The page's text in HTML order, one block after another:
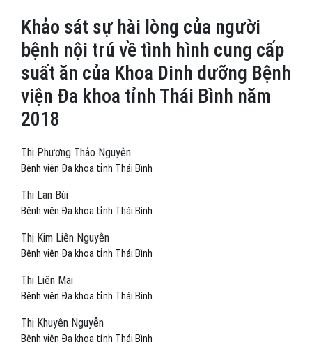
Khảo sát sự hài lòng của người
bệnh nội trú về tình hình cung cấp
suất ăn của Khoa Dinh dưỡng Bệnh
viện Đa khoa tỉnh Thái Bình năm
2018
Thị Phương Thảo Nguyễn
Bệnh viện Đa khoa tỉnh Thái Bình
Thị Lan Bùi
Bệnh viện Đa khoa tỉnh Thái Bình
Thị Kim Liên Nguyễn
Bệnh viện Đa khoa tỉnh Thái Bình
Thị Liên Mai
Bệnh viện Đa khoa tỉnh Thái Bình
Thị Khuyên Nguyễn
Bệnh viện Đa khoa tỉnh Thái Bình